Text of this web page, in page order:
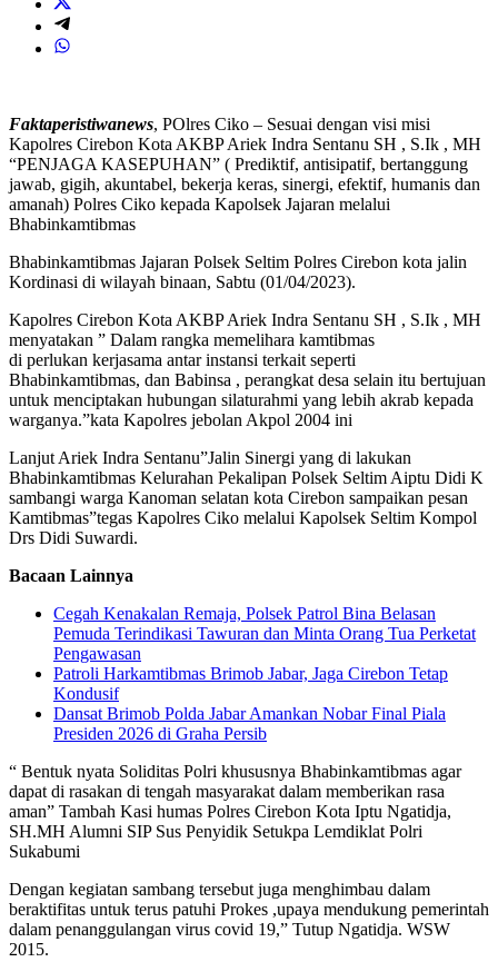
Faktaperistiwanews, POlres Ciko – Sesuai dengan visi misi
Kapolres Cirebon Kota AKBP Ariek Indra Sentanu SH , S.Ik , MH
“PENJAGA KASEPUHAN” ( Prediktif, antisipatif, bertanggung
jawab, gigih, akuntabel, bekerja keras, sinergi, efektif, humanis dan
amanah) Polres Ciko kepada Kapolsek Jajaran melalui
Bhabinkamtibmas
Bhabinkamtibmas Jajaran Polsek Seltim Polres Cirebon kota jalin
Kordinasi di wilayah binaan, Sabtu (01/04/2023).
Kapolres Cirebon Kota AKBP Ariek Indra Sentanu SH , S.Ik , MH
menyatakan ” Dalam rangka memelihara kamtibmas
di perlukan kerjasama antar instansi terkait seperti
Bhabinkamtibmas, dan Babinsa , perangkat desa selain itu bertujuan
untuk menciptakan hubungan silaturahmi yang lebih akrab kepada
warganya.”kata Kapolres jebolan Akpol 2004 ini
Lanjut Ariek Indra Sentanu”Jalin Sinergi yang di lakukan
Bhabinkamtibmas Kelurahan Pekalipan Polsek Seltim Aiptu Didi K
sambangi warga Kanoman selatan kota Cirebon sampaikan pesan
Kamtibmas”tegas Kapolres Ciko melalui Kapolsek Seltim Kompol
Drs Didi Suwardi.
Bacaan Lainnya
Cegah Kenakalan Remaja, Polsek Patrol Bina Belasan
Pemuda Terindikasi Tawuran dan Minta Orang Tua Perketat
Pengawasan
Patroli Harkamtibmas Brimob Jabar, Jaga Cirebon Tetap
Kondusif
Dansat Brimob Polda Jabar Amankan Nobar Final Piala
Presiden 2026 di Graha Persib
“ Bentuk nyata Soliditas Polri khususnya Bhabinkamtibmas agar
dapat di rasakan di tengah masyarakat dalam memberikan rasa
aman” Tambah Kasi humas Polres Cirebon Kota Iptu Ngatidja,
SH.MH Alumni SIP Sus Penyidik Setukpa Lemdiklat Polri
Sukabumi
Dengan kegiatan sambang tersebut juga menghimbau dalam
beraktifitas untuk terus patuhi Prokes ,upaya mendukung pemerintah
dalam penanggulangan virus covid 19,” Tutup Ngatidja. WSW
2015.